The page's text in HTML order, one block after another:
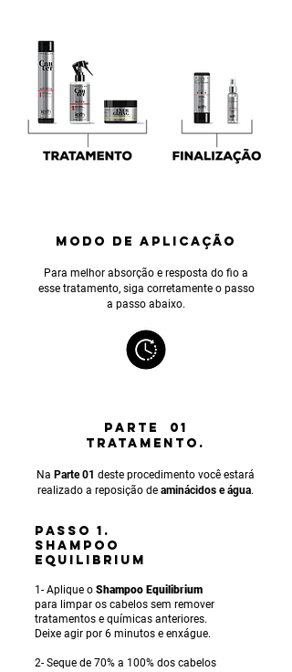
MODO DE APLICAÇÃO
Para melhor absorção e resposta do fio a
esse tratamento, siga corretamente o passo
a passo abaixo.
PARTE 01
TRATAMENTO.
Na Parte 01 deste procedimento você estará
realizado a reposição de aminácidos e água.
PASSO 1.
SHAMPOO
EQUILIBRIUM
1- Aplique o Shampoo Equilibrium
para limpar os cabelos sem remover
tratamentos e químicas anteriores.
Deixe agir por 6 minutos e enxágue.
2- Seque de 70% a 100% dos cabelos